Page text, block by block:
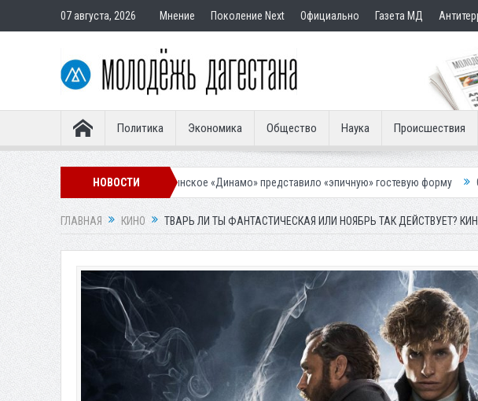
07 августа, 2026 Мнение Поколение Next Официально Газета МД
Политика Экономика Общество Наука Происшествия
НОВОСТИ
Махачкалинское «Динамо» представило «эпичную» гостевую форму Около восьми
ГЛАВНАЯ КИНО ТВАРЬ ЛИ ТЫ ФАНТАСТИЧЕСКАЯ ИЛИ НОЯБРЬ ТАК ДЕЙСТВУЕТ?